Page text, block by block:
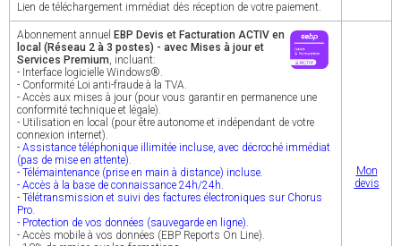
Lien de téléchargement immédiat dès réception de votre paiement.
Abonnement annuel EBP Devis et Facturation ACTIV en
local (Réseau 2 à 3 postes) - avec Mises à jour et
Services Premium, incluant:
- Interface logicielle Windows®.
- Conformité Loi anti-fraude à la TVA.
- Accès aux mises à jour (pour vous garantir en permanence une
conformité technique et légale).
- Utilisation en local (pour être autonome et indépendant de votre
connexion internet).
- Assistance téléphonique illimitée incluse, avec décroché immédiat
(pas de mise en attente).
- Télémaintenance (prise en main à distance) incluse.
- Accès à la base de connaissance 24h/24h.
- Télétransmission et suivi des factures électroniques sur Chorus
Pro.
- Protection de vos données (sauvegarde en ligne).
- Accès mobile à vos données (EBP Reports On Line).
Mon
devis